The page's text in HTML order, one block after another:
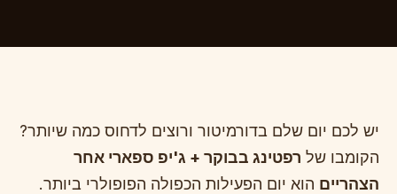
יש לכם יום שלם בדורמיטור ורוצים לדחוס כמה שיותר?
הקומבו של רפטינג בבוקר + ג'יפ ספארי אחר
הצהריים הוא יום הפעילות הכפולה הפופולרי ביותר.